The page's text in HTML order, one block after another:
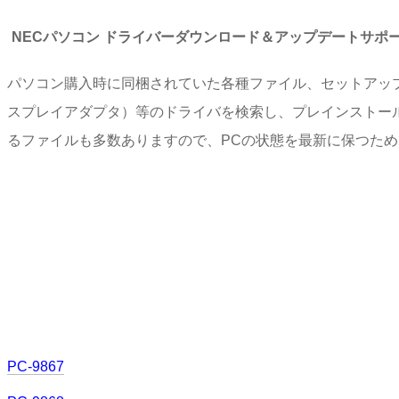
NECパソコン ドライバーダウンロード＆アップデートサポ
パソコン購入時に同梱されていた各種ファイル、セットア
スプレイアダプタ）等のドライバを検索し、プレインスト
るファイルも多数ありますので、PCの状態を最新に保つた
PC-9867